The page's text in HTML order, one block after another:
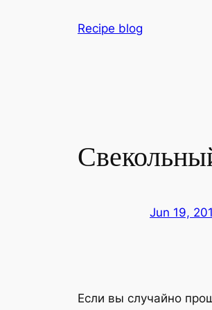
Recipe blog
Jun 19,
Если вы случайно